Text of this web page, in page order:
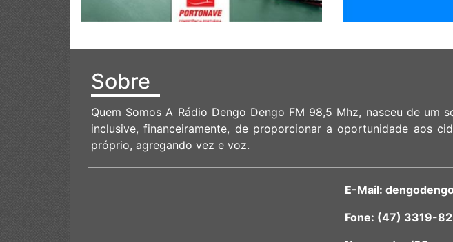
Sobre
Quem Somos A Rádio Dengo Dengo FM 98,5 Mhz, nasceu de
inclusive, financeiramente, de proporcionar a oportunidade aos
próprio, agregando vez e voz.
E-Mail:
Fone: (47) 3319-